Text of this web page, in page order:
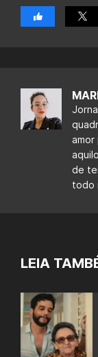
de
todo
LEIA